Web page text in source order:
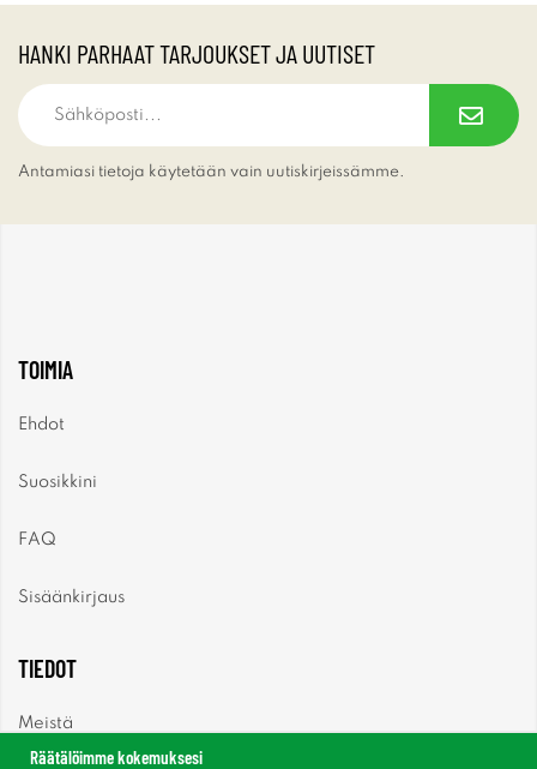
HANKI PARHAAT TARJOUKSET JA UUTISET
Antamiasi tietoja käytetään vain uutiskirjeissämme.
TOIMIA
Ehdot
Suosikkini
FAQ
Sisäänkirjaus
TIEDOT
Meistä
Räätälöimme kokemuksesi